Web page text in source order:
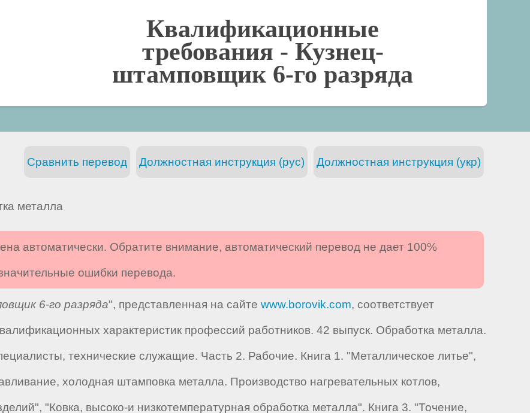
Квалификационные
требования - Кузнец-
штамповщик 6-го разряда
Должностная инструкция (укр)
Должностная инструкция (рус)
Сравнить перевод
металла
автоматически. Обратите внимание, автоматический перевод не дает 100%
ошибки перевода.
6-го разряда", представленная на сайте www.borovik.com, соответствует
характеристик профессий работников. 42 выпуск. Обработка металла.
технические служащие. Часть 2. Рабочие. Книга 1. "Металлическое литье",
холодная штамповка металла. Производство нагревательных котлов,
"Ковка, высоко-и низкотемпературная обработка металла". Книга 3. "Точение,